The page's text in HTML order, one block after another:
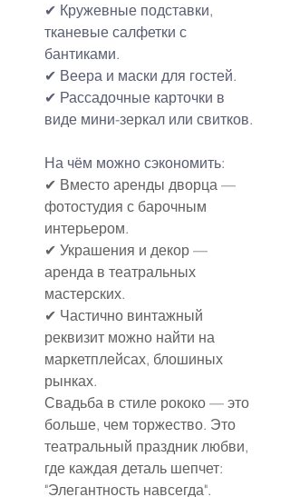
✔ Кружевные подставки,
тканевые салфетки с
бантиками.
✔ Веера и маски для гостей.
✔ Рассадочные карточки в
виде мини-зеркал или свитков.
На чём можно сэкономить:
✔ Вместо аренды дворца —
фотостудия с барочным
интерьером.
✔ Украшения и декор —
аренда в театральных
мастерских.
✔ Частично винтажный
реквизит можно найти на
маркетплейсах, блошиных
рынках.
Свадьба в стиле рококо — это
больше, чем торжество. Это
театральный праздник любви,
где каждая деталь шепчет:
"Элегантность навсегда".